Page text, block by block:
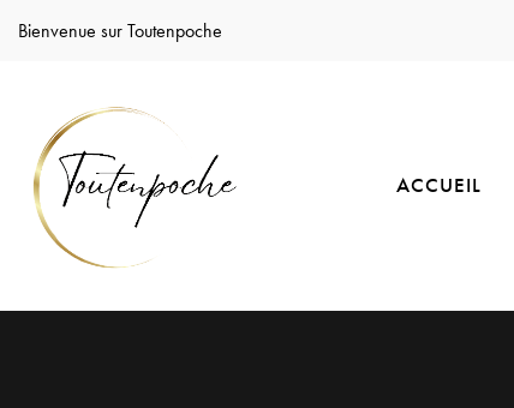
Bienvenue sur Toutenpoche
ACCUEIL